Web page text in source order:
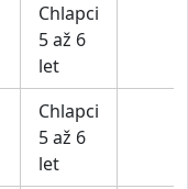
Chlapci
5 až 6
let
Chlapci
5 až 6
let